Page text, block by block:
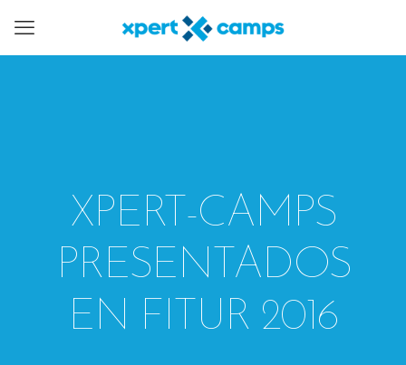
XPERT-CAMPS
PRESENTADOS
EN FITUR 2016